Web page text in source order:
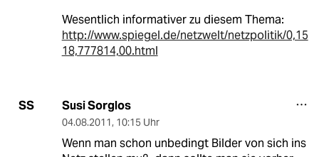
Wesentlich informativer zu diesem Thema:
http://www.spiegel.de/netzwelt/netzpolitik/0,15
18,777814,00.html
SS Susi Sorglos
04.08.2011, 10:15 Uhr
Wenn man schon unbedingt Bilder von sich ins